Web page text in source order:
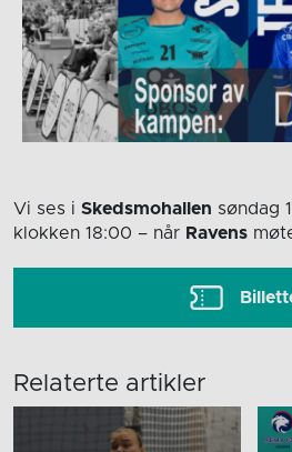
Vi ses i Skedsmohallen søndag
klokken 18:00 – når Ravens
Relaterte artikler